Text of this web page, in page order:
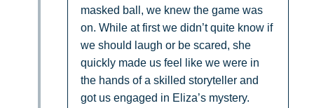
masked ball, we knew the game was
on. While at first we didn’t quite know if
we should laugh or be scared, she
quickly made us feel like we were in
the hands of a skilled storyteller and
got us engaged in Eliza’s mystery.